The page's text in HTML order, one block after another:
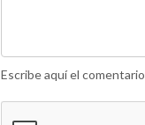
Escribe aquí el comentario